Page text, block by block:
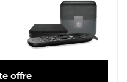
€ par mois, Engagement 12 mois
offre